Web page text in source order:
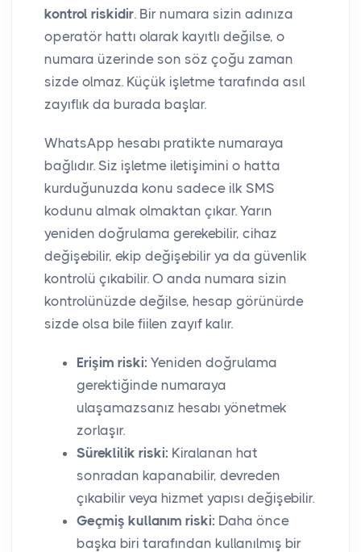
kontrol riskidir. Bir numara sizin adınıza
operatör hattı olarak kayıtlı değilse, o
numara üzerinde son söz çoğu zaman
sizde olmaz. Küçük işletme tarafında asıl
zayıflık da burada başlar.
WhatsApp hesabı pratikte numaraya
bağlıdır. Siz işletme iletişimini o hatta
kurduğunuzda konu sadece ilk SMS
kodunu almak olmaktan çıkar. Yarın
yeniden doğrulama gerekebilir, cihaz
değişebilir, ekip değişebilir ya da güvenlik
kontrolü çıkabilir. O anda numara sizin
kontrolünüzde değilse, hesap görünürde
sizde olsa bile fiilen zayıf kalır.
Erişim riski: Yeniden doğrulama
gerektiğinde numaraya
ulaşamazsanız hesabı yönetmek
zorlaşır.
Süreklilik riski: Kiralanan hat
sonradan kapanabilir, devreden
çıkabilir veya hizmet yapısı değişebilir.
Geçmiş kullanım riski: Daha önce
başka biri tarafından kullanılmış bir